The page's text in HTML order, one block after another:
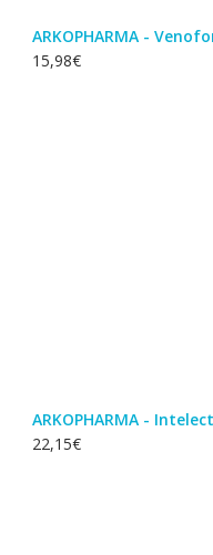
ARKOPHARMA -
15,98€
ARKOPHARMA -
22,15€